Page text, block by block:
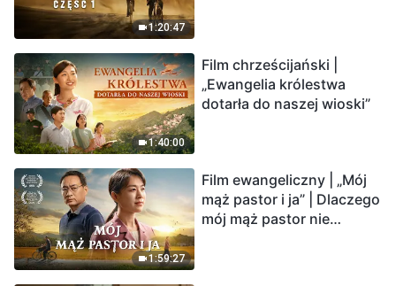
1:20:47
1:40:00
Film chrześcijański |
„Ewangelia królestwa
dotarła do naszej wioski”
1:59:27
Film ewangeliczny | „Mój
mąż pastor i ja” | Dlaczego
mój mąż pastor nie